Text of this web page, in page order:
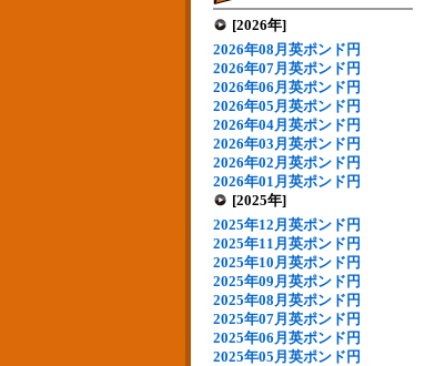
[2026年]
2026年08月英ポンド円
2026年07月英ポンド円
2026年06月英ポンド円
2026年05月英ポンド円
2026年04月英ポンド円
2026年03月英ポンド円
2026年02月英ポンド円
2026年01月英ポンド円
[2025年]
2025年12月英ポンド円
2025年11月英ポンド円
2025年10月英ポンド円
2025年09月英ポンド円
2025年08月英ポンド円
2025年07月英ポンド円
2025年06月英ポンド円
2025年05月英ポンド円